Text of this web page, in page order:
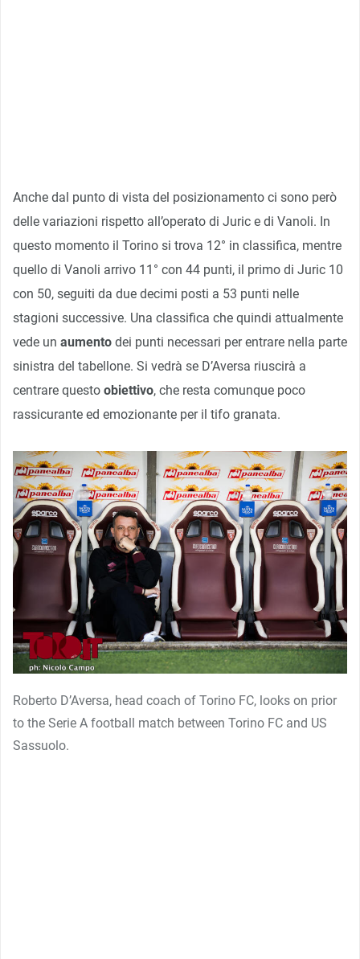
Anche dal punto di vista del posizionamento ci sono però
delle variazioni rispetto all’operato di Juric e di Vanoli. In
questo momento il Torino si trova 12° in classifica, mentre
quello di Vanoli arrivo 11° con 44 punti, il primo di Juric 10
con 50, seguiti da due decimi posti a 53 punti nelle
stagioni successive. Una classifica che quindi attualmente
vede un aumento dei punti necessari per entrare nella parte
sinistra del tabellone. Si vedrà se D’Aversa riuscirà a
centrare questo obiettivo, che resta comunque poco
rassicurante ed emozionante per il tifo granata.
Roberto D’Aversa, head coach of Torino FC, looks on prior
to the Serie A football match between Torino FC and US
Sassuolo.